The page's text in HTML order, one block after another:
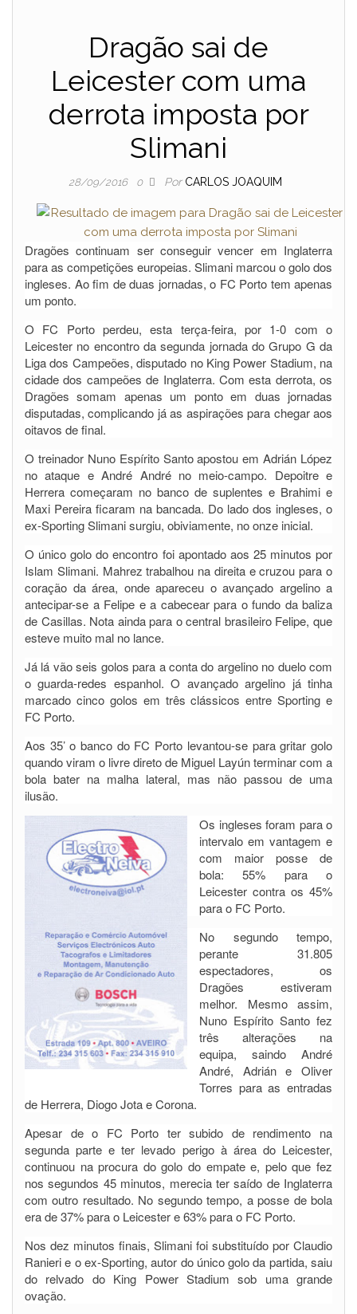
Dragão sai de
Leicester com uma
derrota imposta por
Slimani
28/09/2016 0 Por CARLOS JOAQUIM
Dragões continuam ser conseguir vencer em Inglaterra
para as competições europeias. Slimani marcou o golo dos
ingleses. Ao fim de duas jornadas, o FC Porto tem apenas
um ponto.
O FC Porto perdeu, esta terça-feira, por 1-0 com o
Leicester no encontro da segunda jornada do Grupo G da
Liga dos Campeões, disputado no King Power Stadium, na
cidade dos campeões de Inglaterra. Com esta derrota, os
Dragões somam apenas um ponto em duas jornadas
disputadas, complicando já as aspirações para chegar aos
oitavos de final.
O treinador Nuno Espírito Santo apostou em Adrián López
no ataque e André André no meio-campo. Depoitre e
Herrera começaram no banco de suplentes e Brahimi e
Maxi Pereira ficaram na bancada. Do lado dos ingleses, o
ex-Sporting Slimani surgiu, obiviamente, no onze inicial.
O único golo do encontro foi apontado aos 25 minutos por
Islam Slimani. Mahrez trabalhou na direita e cruzou para o
coração da área, onde apareceu o avançado argelino a
antecipar-se a Felipe e a cabecear para o fundo da baliza
de Casillas. Nota ainda para o central brasileiro Felipe, que
esteve muito mal no lance.
Já lá vão seis golos para a conta do argelino no duelo com
o guarda-redes espanhol. O avançado argelino já tinha
marcado cinco golos em três clássicos entre Sporting e
FC Porto.
Aos 35’ o banco do FC Porto levantou-se para gritar golo
quando viram o livre direto de Miguel Layún terminar com a
bola bater na malha lateral, mas não passou de uma
ilusão.
Os ingleses foram para o
intervalo em vantagem e
com maior posse de
bola: 55% para o
Leicester contra os 45%
para o FC Porto.
No segundo tempo,
perante 31.805
espectadores, os
Dragões estiveram
melhor. Mesmo assim,
Nuno Espírito Santo fez
três alterações na
equipa, saindo André
André, Adrián e Oliver
Torres para as entradas
de Herrera, Diogo Jota e Corona.
Apesar de o FC Porto ter subido de rendimento na
segunda parte e ter levado perigo à área do Leicester,
continuou na procura do golo do empate e, pelo que fez
nos segundos 45 minutos, merecia ter saído de Inglaterra
com outro resultado. No segundo tempo, a posse de bola
era de 37% para o Leicester e 63% para o FC Porto.
Nos dez minutos finais, Slimani foi substituído por Claudio
Ranieri e o ex-Sporting, autor do único golo da partida, saiu
do relvado do King Power Stadium sob uma grande
ovação.